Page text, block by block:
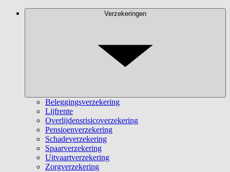
Verzekeringen
Beleggingsverzekering
Lijfrente
Overlijdensrisicoverzekering
Pensioenverzekering
Schadeverzekering
Spaarverzekering
Uitvaartverzekering
Zorgverzekering